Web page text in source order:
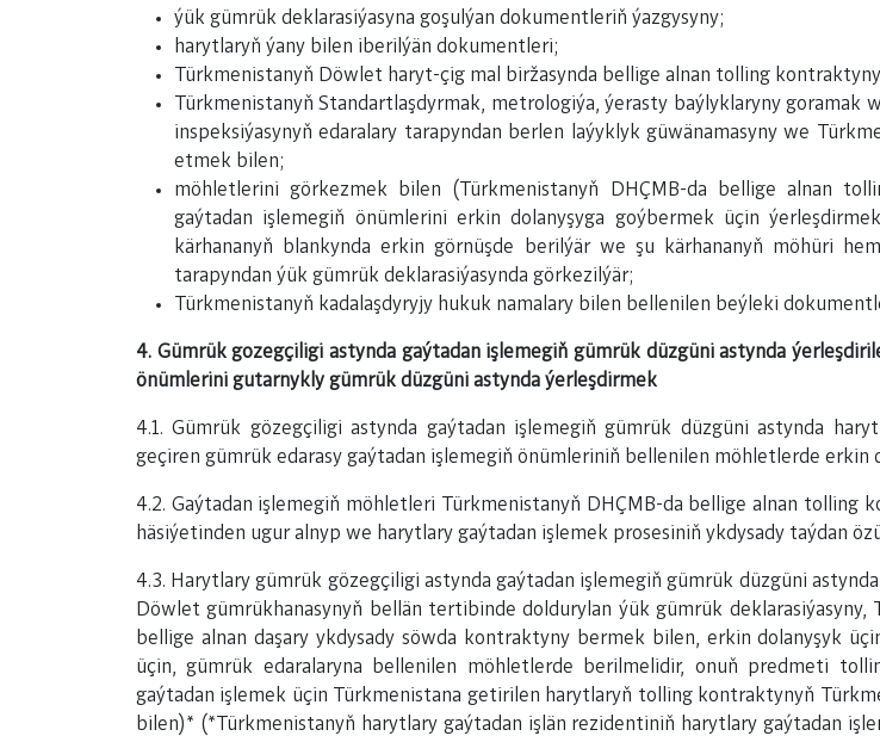
ýük gümrük deklarasiýasyna goşulýan dokumentleriň ýazgysyny;
harytlaryň ýany bilen iberilýän dokumentleri;
Türkmenistanyň Döwlet haryt-çig mal biržasynda bellige alnan tolling
Türkmenistanyň Standartlaşdyrmak, metrologiýa, ýerasty baýlyklaryny
inspeksiýasynyň edaralary tarapyndan berlen laýyklyk güwänamasyny we
etmek bilen;
möhletlerini görkezmek bilen (Türkmenistanyň DHÇMB-da bellige alnan
gaýtadan işlemegiň önümlerini erkin dolanyşyga goýbermek üçin
kärhananyň blankynda erkin görnüşde berilýär we şu kärhananyň möhüri
tarapyndan ýük gümrük deklarasiýasynda görkezilýär;
Türkmenistanyň kadalaşdyryjy hukuk namalary bilen bellenilen beýleki
4. Gümrük gozegçiligi astynda gaýtadan işlemegiň gümrük düzgüni astynda
önümlerini gutarnykly gümrük düzgüni astynda ýerleşdirmek
4.1. Gümrük gözegçiligi astynda gaýtadan işlemegiň gümrük düzgüni astynda
geçiren gümrük edarasy gaýtadan işlemegiň önümleriniň bellenilen möhletlerde erkin
4.2. Gaýtadan işlemegiň möhletleri Türkmenistanyň DHÇMB-da bellige alnan tolling
häsiýetinden ugur alnyp we harytlary gaýtadan işlemek prosesiniň ykdysady taýdan
4.3. Harytlary gümrük gözegçiligi astynda gaýtadan işlemegiň gümrük düzgüni
Döwlet gümrükhanasynyň bellän tertibinde doldurylan ýük gümrük
bellige alnan daşary ykdysady söwda kontraktyny bermek bilen, erkin dolanyşyk
üçin, gümrük edaralaryna bellenilen möhletlerde berilmelidir, onuň predmeti
gaýtadan işlemek üçin Türkmenistana getirilen harytlaryň tolling kontraktynyň
bilen)* (*Türkmenistanyň harytlary gaýtadan işlän rezidentiniň harytlary gaýtadan